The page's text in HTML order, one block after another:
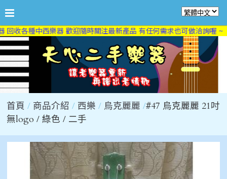
收各種中西樂器 歡迎隨時關注最新產品 有任何需求也可做洽詢喔 ~
首頁 商品介紹 西樂 烏克麗麗 #47 烏克麗麗 21吋
無logo / 綠色 / 二手